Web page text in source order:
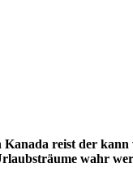
reist der
wahr